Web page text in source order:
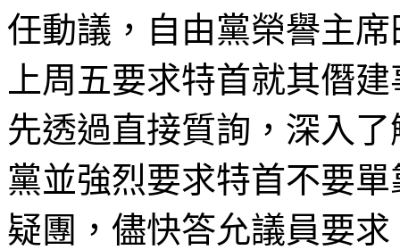
任動議，自由黨榮譽主
上周五要求特首就其僭
先透過直接質詢，深入
黨並強烈要求特首不要
疑團，儘快答允議員要